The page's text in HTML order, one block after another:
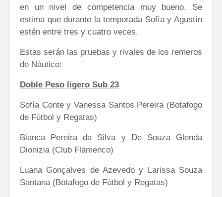
en un nivel de competencia muy bueno. Se
estima que durante la temporada Sofía y Agustín
estén entre tres y cuatro veces.
Estas serán las pruebas y rivales de los remeros
de Náutico:
Doble Peso ligero Sub 23
Sofía Conte y Vanessa Santos Pereira (Botafogo
de Fútbol y Regatas)
Bianca Pereira da Silva y De Souza Glenda
Dionizia (Club Flamenco)
Luana Gonçalves de Azevedo y Larissa Souza
Santana (Botafogo de Fútbol y Regatas)